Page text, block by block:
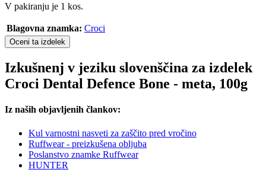
V pakiranju je 1 kos.
Blagovna znamka: Croci
Oceni ta izdelek
Izkušnenj v jeziku slovenščina za izdelek
Croci Dental Defence Bone - meta, 100g
Iz naših objavljenih člankov:
Kul varnostni nasveti za zaščito pred vročino
Ruffwear - preizkušena obljuba
Poslanstvo znamke Ruffwear
HUNTER